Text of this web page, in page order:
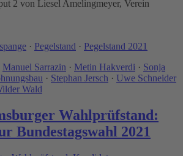
2 von Liesel Amelingmeyer, Verein
· Pegelstand · Pegelstand 2021
Manuel Sarrazin · Metin Hakverdi · Sonja
· Stephan Jersch · Uwe Schneider
Wald
Wahlprüfstand:
Bundestagswahl 2021